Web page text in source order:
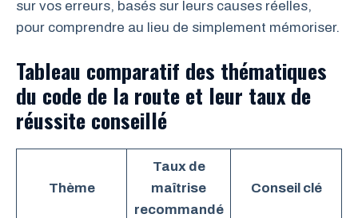
sur vos erreurs, basés sur leurs causes réelles,
pour comprendre au lieu de simplement mémoriser.
Tableau comparatif des thématiques
du code de la route et leur taux de
réussite conseillé
Thème
Taux de
maîtrise
recommandé
Conseil clé